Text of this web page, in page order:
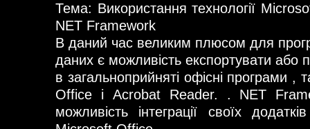
Тема: Використання технології
NET Framework
В даний час великим плюсом для
даних є можливість експортувати або
в загальноприйняті офісні програми ,
Office і Acrobat Reader. . NET
можливість інтеграції своїх